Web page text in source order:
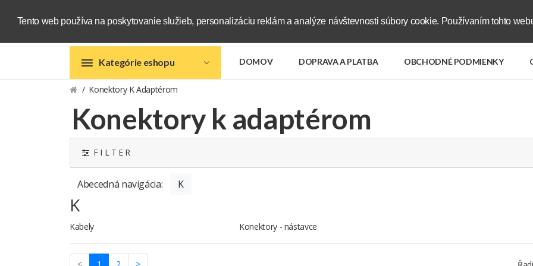
Tento web používa na poskytovanie služieb, personalizáciu reklám a analýze návštevnosti súbory cookie. Používaním tohto
Kategórie eshopu DOMOV DOPRAVA A PLATBA OBCHODNÉ PODMIENKY
Konektory K Adaptérom
Konektory k adaptérom
F I L T E R
Abecedná navigácia: K
K
Kabely Konektory - nástavce
(current)